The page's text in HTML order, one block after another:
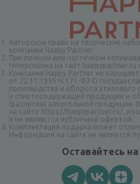
Авторское право на творческие
компании Happy Partner.
При полном или частичном
гиперссылка на сайт happypartner.ru
Компания Happy Partner не
от 22.11.1995 N 171-ФЗ О
производства и оборота этилового
и спиртосодержащей продукции и
(распития) алкогольной
на сайте https://happypartner.ru/,
и не являются публичной офертой.
Комплектация подарка может
Информация на сайте не является
Оставайтесь на